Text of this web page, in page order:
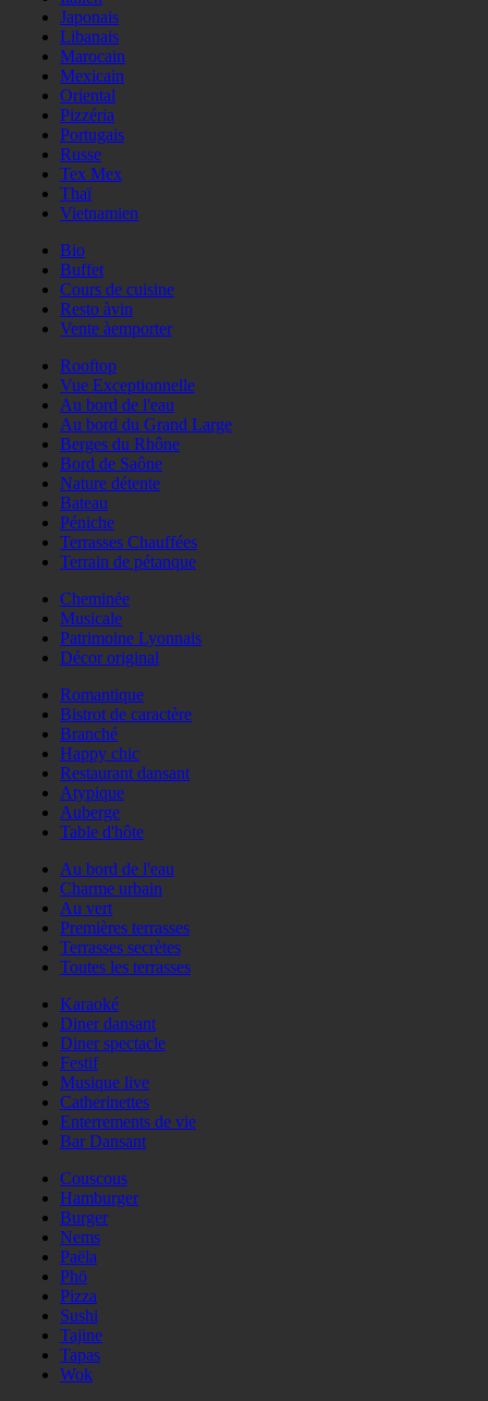
Japonais
Libanais
Marocain
Mexicain
Oriental
Pizzéria
Portugais
Russe
Tex Mex
Thaï
Vietnamien
Bio
Buffet
Cours de cuisine
Resto àvin
Vente àemporter
Rooftop
Vue Exceptionnelle
Au bord de l'eau
Au bord du Grand Large
Berges du Rhône
Bord de Saône
Nature détente
Bateau
Péniche
Terrasses Chauffées
Terrain de pétanque
Cheminée
Musicale
Patrimoine Lyonnais
Décor original
Romantique
Bistrot de caractère
Branché
Happy chic
Restaurant dansant
Atypique
Auberge
Table d'hôte
Au bord de l'eau
Charme urbain
Au vert
Premières terrasses
Terrasses secrètes
Toutes les terrasses
Karaoké
Diner dansant
Diner spectacle
Festif
Musique live
Catherinettes
Enterrements de vie
Bar Dansant
Couscous
Hamburger
Burger
Nems
Paëla
Phö
Pizza
Sushi
Tajine
Tapas
Wok